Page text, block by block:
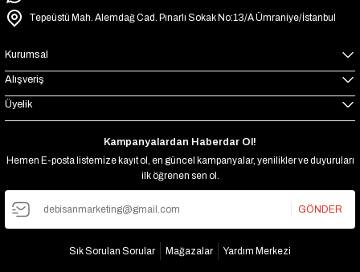
Tepeüstü Mah. Alemdağ Cad. Pınarlı Sokak No:13/A Ümraniye/İstanbul
Kurumsal
Alışveriş
Üyelik
Kampanyalardan Haberdar Ol!
Hemen E-posta listemize kayıt ol, en güncel kampanyalar, yenilikler ve duyuruları
ilk öğrenen sen ol.
GÖNDER
Sık Sorulan Sorular Mağazalar Yardım Merkezi